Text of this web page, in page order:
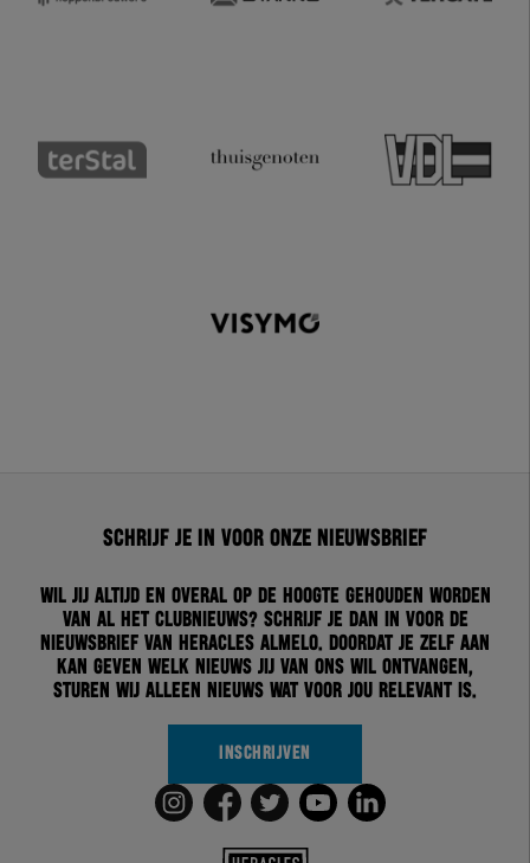
Schrijf je in voor onze nieuwsbrief
Wil jij altijd en overal op de hoogte gehouden worden
van al het clubnieuws? Schrijf je dan in voor de
nieuwsbrief van Heracles Almelo. Doordat je zelf aan
kan geven welk nieuws jij van ons wil ontvangen,
sturen wij alleen nieuws wat voor jou relevant is.
INSCHRIJVEN